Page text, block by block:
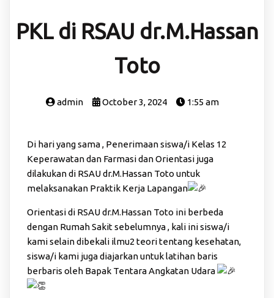
PKL di RSAU dr.M.Hassan
Toto
admin October 3, 2024 1:55 am
Di hari yang sama , Penerimaan siswa/i Kelas 12
Keperawatan dan Farmasi dan Orientasi juga
dilakukan di RSAU dr.M.Hassan Toto untuk
melaksanakan Praktik Kerja Lapangan
Orientasi di RSAU dr.M.Hassan Toto ini berbeda
dengan Rumah Sakit sebelumnya , kali ini siswa/i
kami selain dibekali ilmu2 teori tentang kesehatan,
siswa/i kami juga diajarkan untuk latihan baris
berbaris oleh Bapak Tentara Angkatan Udara